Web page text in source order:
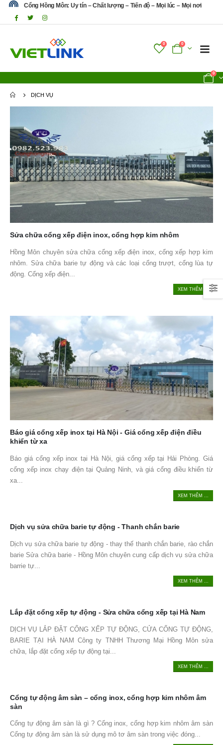
Cổng Hồng Môn: Uy tín – Chất lượng – Tiến độ – Mọi lúc – Mọi nơi
0 0
0
DỊCH VỤ
Sửa chữa cổng xếp điện inox, cổng hợp kim nhôm
Hồng Môn chuyên sửa chữa cổng xếp điện inox, cổng xếp hợp kim
nhôm. Sửa chữa barie tự động và các loại cổng trượt, cổng lùa tự
động. Cổng xếp điện...
XEM THÊM ...
Báo giá cổng xếp inox tại Hà Nội - Giá cổng xếp điện điều
khiển từ xa
Báo giá cổng xếp inox tại Hà Nội, giá cổng xếp tại Hải Phòng. Giá
cổng xếp inox chạy điện tại Quảng Ninh, và giá cổng điều khiển từ
xa...
XEM THÊM ...
Dịch vụ sửa chữa barie tự động - Thanh chắn barie
Dịch vụ sửa chữa barie tự động - thay thế thanh chắn barie, rào chắn
barie Sửa chữa barie - Hồng Môn chuyên cung cấp dịch vụ sửa chữa
barrie tự...
XEM THÊM ...
Lắp đặt cổng xếp tự động - Sửa chữa cổng xếp tại Hà Nam
DỊCH VỤ LẮP ĐẶT CỔNG XẾP TỰ ĐỘNG, CỬA CỔNG TỰ ĐỘNG,
BARIE TẠI HÀ NAM Công ty TNHH Thương Mại Hồng Môn sửa
chữa, lắp đặt cổng xếp tự động tại...
XEM THÊM ...
Cổng tự động âm sàn – cổng inox, cổng hợp kim nhôm âm
sàn
Cổng tự động âm sàn là gì ? Cổng inox, cổng hợp kim nhôm âm sàn
Cổng tự động âm sàn là sử dụng mô tơ âm sàn trong việc đóng...